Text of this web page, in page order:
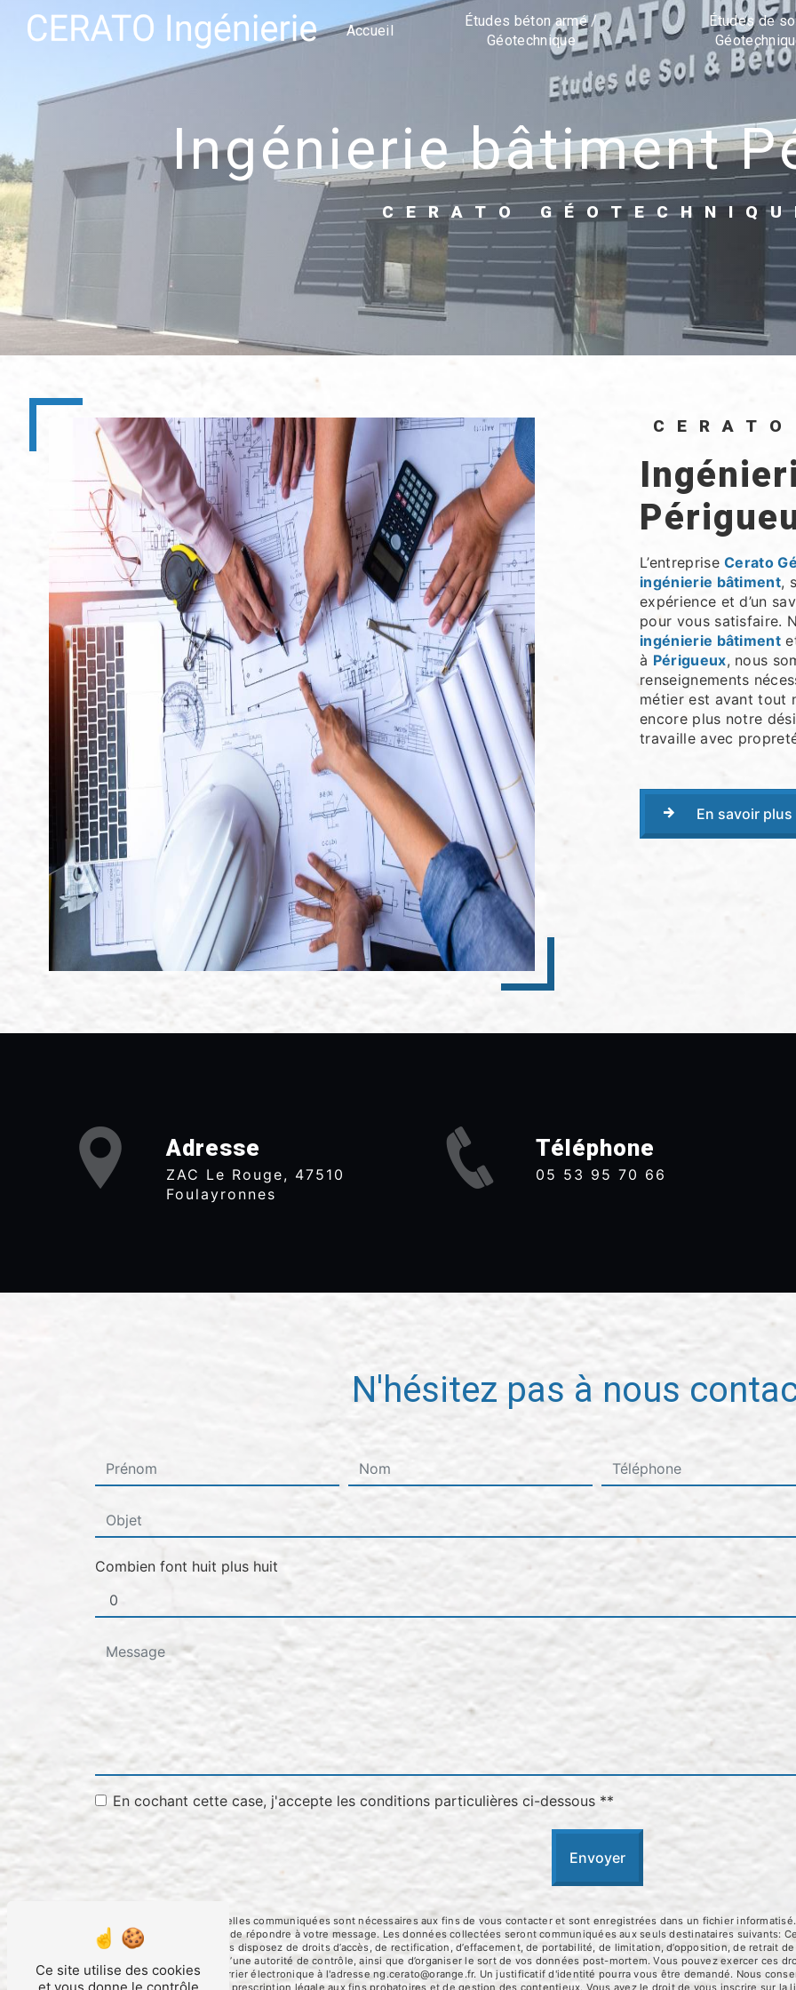
Accueil
Études béton armé /
Géotechnique
Études de
ingénierie bâtiment
CERATO
ingénierie bâtiment à
L’entrepriseCerato
ingénierie bâtiment,
expérience et d’un
pour vous satisfaire.
ingénierie bâtiment
à Périgueux, nous
renseignements
métier est avant tout
encore plus notre
travaille avec
En savoir plus
Adresse
ZAC Le Rouge, 47510
Foulayronnes
Téléphone
05 53 95 70 66
N'hésitez pas à nous
Combien font huit plus huit
En cochant cette case, j'accepte les conditions particulières ci-dessous **
Envoyer
** Les données personnelles communiquées sont nécessaires aux fins de vous contacter et sont enregistrées dans un fichier
traitants dans le seul but de répondre à votre message. Les données collectées seront communiquées aux seuls destinataires suivants:
ng.cerato@orange.fr. Vous disposez de droits d’accès, de rectification, d’effacement, de portabilité, de limitation, d’opposition, de retrait
une réclamation auprès d’une autorité de contrôle, ainsi que d’organiser le sort de vos données post-mortem. Vous pouvez exercer ces
Foulayronnes ou par courrier électronique à l'adresse ng.cerato@orange.fr. Un justificatif d'identité pourra vous être demandé. Nous
puis pendant la durée de prescription légale aux fins probatoires et de gestion des contentieux. Vous avez le droit de vous inscrire sur
Panneau de gestion des cookies
Ce site utilise des cookies